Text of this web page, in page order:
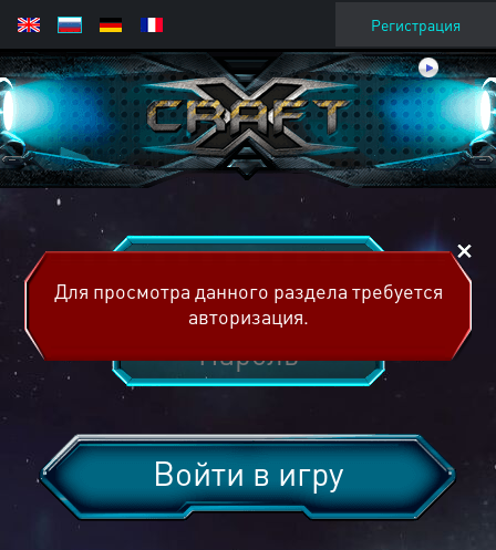
Регистрация
Войти в игру
Для просмотра данного раздела требуется
авторизация.